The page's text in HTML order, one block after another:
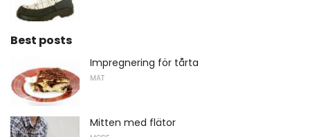
Best posts
Impregnering för tårta
MAT
Mitten med flätor